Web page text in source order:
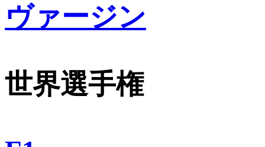
ヴァージン
世界選手権